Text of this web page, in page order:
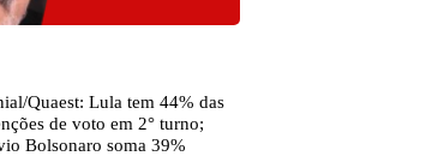
Quaest: Lula tem 44% das
de voto em 2° turno;
Bolsonaro soma 39%